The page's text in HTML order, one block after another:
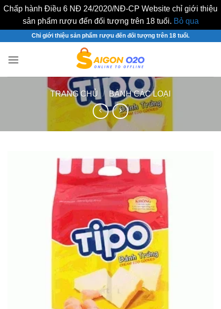
Chấp hành Điều 6 NĐ 24/2020/NĐ-CP Website chỉ giới thiệu
sản phẩm rượu đến đối tượng trên 18 tuổi. Bỏ qua
nội
Chỉ giới thiệu sản phẩm rượu đến đối tượng trên 18 tuổi.
TRANG CHỦ / BÁNH CÁC LOẠI